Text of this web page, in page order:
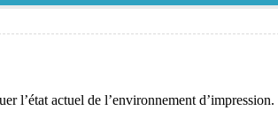
l’état actuel de l’environnement